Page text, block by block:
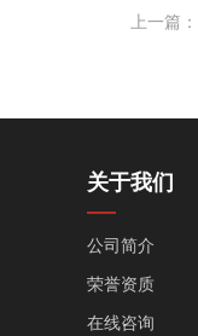
上一篇：
关于我们
公司简介
荣誉资质
在线咨询